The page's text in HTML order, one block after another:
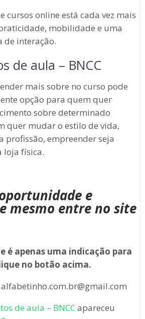
cursos online está cada vez mais
mobilidade e uma
interação.
de aula – BNCC
mais sobre no curso pode
opção para quem quer
sobre determinado
quer mudar o estilo de vida,
profissão, empreender seja
loja física.
e
mesmo entre no site
é apenas uma indicação para
no botão acima.
alfabetinho.com.br@gmail.com
de aula – BNCCapareceu